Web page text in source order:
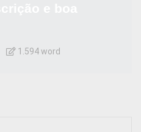
1.594 word